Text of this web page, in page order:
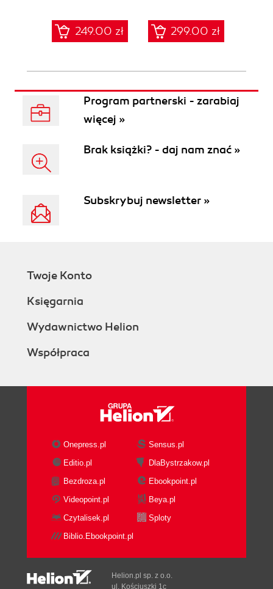
249.00 zł 299.00 zł
Program partnerski - zarabiaj
więcej »
Brak książki? - daj nam znać »
Subskrybuj newsletter »
Twoje Konto
Księgarnia
Wydawnictwo Helion
Współpraca
Onepress.pl
Sensus.pl
Editio.pl
DlaBystrzakow.pl
Bezdroza.pl
Ebookpoint.pl
Videopoint.pl
Beya.pl
Czytalisek.pl
Sploty
Biblio.Ebookpoint.pl
Helion.pl sp. z o.o.
ul. Kościuszki 1c